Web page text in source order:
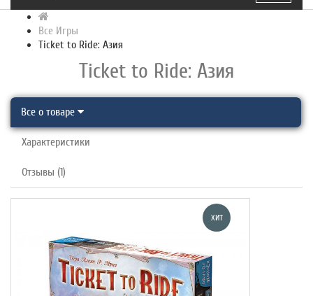
Все Игры
Ticket to Ride: Азия
Ticket to Ride: Азия
Все о товаре
Характеристики
Отзывы (1)
ХИТ